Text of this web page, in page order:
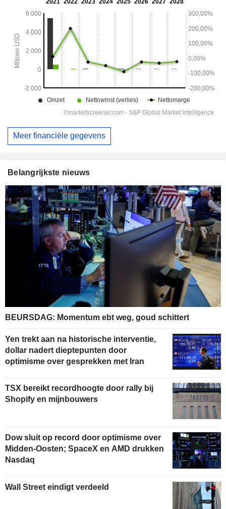
Meer financiële gegevens
Belangrijkste nieuws
BEURSDAG: Momentum ebt weg, goud schittert
Yen trekt aan na historische interventie,
dollar nadert dieptepunten door
optimisme over gesprekken met Iran
TSX bereikt recordhoogte door rally bij
Shopify en mijnbouwers
Dow sluit op record door optimisme over
Midden-Oosten; SpaceX en AMD drukken
Nasdaq
Wall Street eindigt verdeeld